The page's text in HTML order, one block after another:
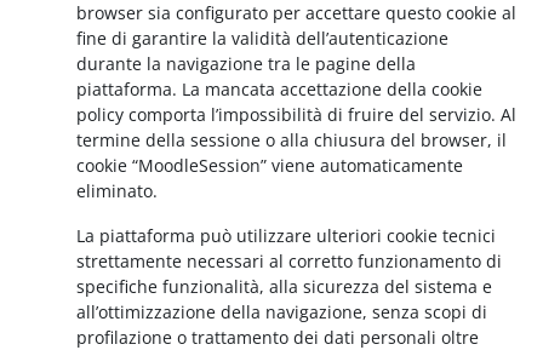
browser sia configurato per accettare questo cookie al
fine di garantire la validità dell’autenticazione
durante la navigazione tra le pagine della
piattaforma. La mancata accettazione della cookie
policy comporta l’impossibilità di fruire del servizio. Al
termine della sessione o alla chiusura del browser, il
cookie “MoodleSession” viene automaticamente
eliminato.
La piattaforma può utilizzare ulteriori cookie tecnici
strettamente necessari al corretto funzionamento di
specifiche funzionalità, alla sicurezza del sistema e
all’ottimizzazione della navigazione, senza scopi di
profilazione o trattamento dei dati personali oltre